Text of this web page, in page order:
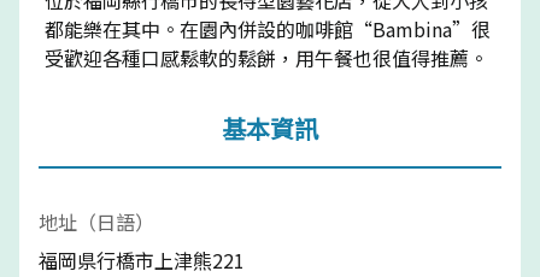
都能樂在其中。在園內併設的咖啡館“Bambina”很
受歡迎各種口感鬆軟的鬆餅，用午餐也很值得推薦。
基本資訊
地址（日語）
福岡県行橋市上津熊221